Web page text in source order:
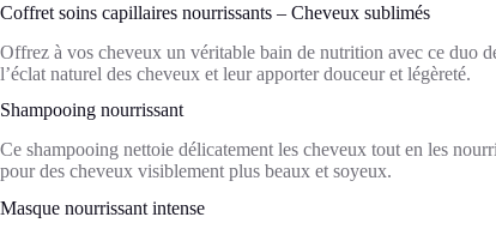
Coffret soins capillaires nourrissants – Cheveux sublimés
Offrez à vos cheveux un véritable bain de nutrition avec ce duo
l’éclat naturel des cheveux et leur apporter douceur et légèreté.
Shampooing nourrissant
Ce shampooing nettoie délicatement les cheveux tout en les
pour des cheveux visiblement plus beaux et soyeux.
Masque nourrissant intense